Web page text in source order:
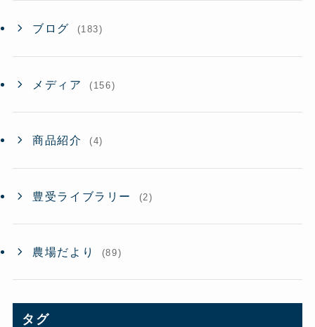
ブログ (183)
メディア (156)
商品紹介 (4)
豊受ライブラリー (2)
農場だより (89)
タグ